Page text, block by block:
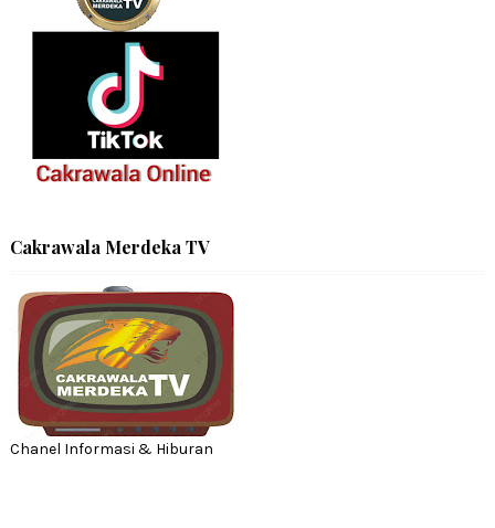
Cakrawala Merdeka TV
Chanel Informasi & Hiburan